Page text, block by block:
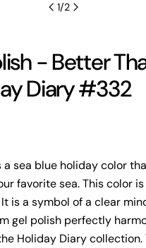
1/2
- Better
Diary #332
a sea blue holiday color
favorite sea.This color
It is a symbol of a clear
gel polish perfectly
Holiday Diary collection.